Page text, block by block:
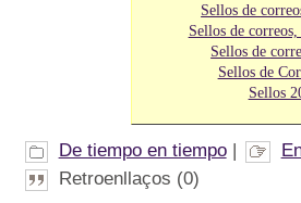
Sellos de
Sellos de
Sellos de
Sellos de
Sellos
De tiempo en tiempo|
Retroenllaços (0)